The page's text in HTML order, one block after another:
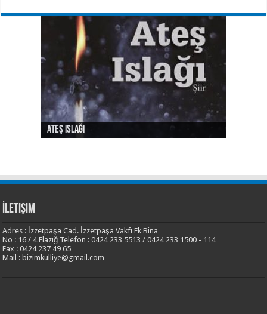
Ateş Islağı
Ses ve Yaz
Şehrin Eylül Tarafı
Sılası Türkçe
Yalnızlık Risalesi
İletişim
Adres : İzzetpaşa Cad. İzzetpaşa Vakfı Ek Bina
No : 16 / 4 Elazığ Telefon : 0424 233 5513 / 0424 233 1500 - 114
Fax : 0424 237 49 65
Mail : bizimkulliye@gmail.com